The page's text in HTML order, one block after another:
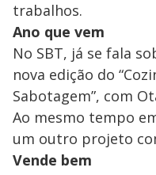
trabalhos.
Ano que vem
No SBT, já se fala
nova edição do
Sabotagem”, com
Ao mesmo tempo
um outro projeto
Vende bem